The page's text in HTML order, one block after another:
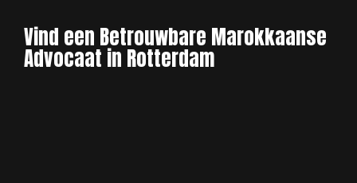
Vind een Betrouwbare Marokkaanse
Advocaat in Rotterdam